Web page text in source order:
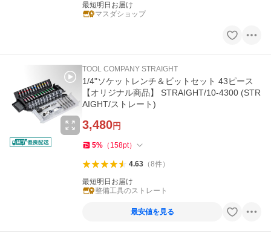
最短明日お届け
マスダショップ
TOOL COMPANY STRAIGHT
1/4"ソケットレンチ＆ビットセット 43ピース
【オリジナル商品】 STRAIGHT/10-4300 (STR
AIGHT/ストレート)
3,480円
5% （ 158pt）
4.63（8件）
最短明日お届け
整備工具のストレート
最安値を見る